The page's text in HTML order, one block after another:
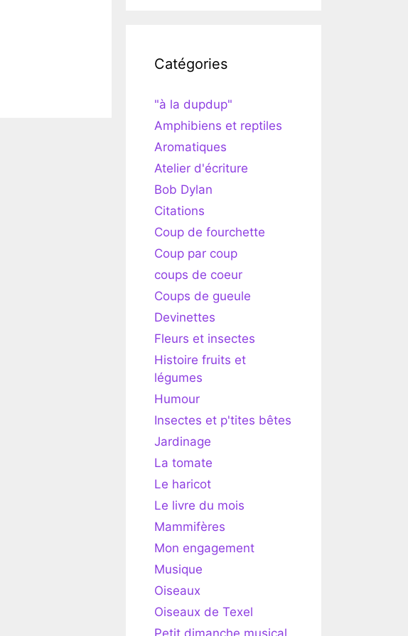
Catégories
"à la dupdup"
Amphibiens et reptiles
Aromatiques
Atelier d'écriture
Bob Dylan
Citations
Coup de fourchette
Coup par coup
coups de coeur
Coups de gueule
Devinettes
Fleurs et insectes
Histoire fruits et
légumes
Humour
Insectes et p'tites bêtes
Jardinage
La tomate
Le haricot
Le livre du mois
Mammifères
Mon engagement
Musique
Oiseaux
Oiseaux de Texel
Petit dimanche musical